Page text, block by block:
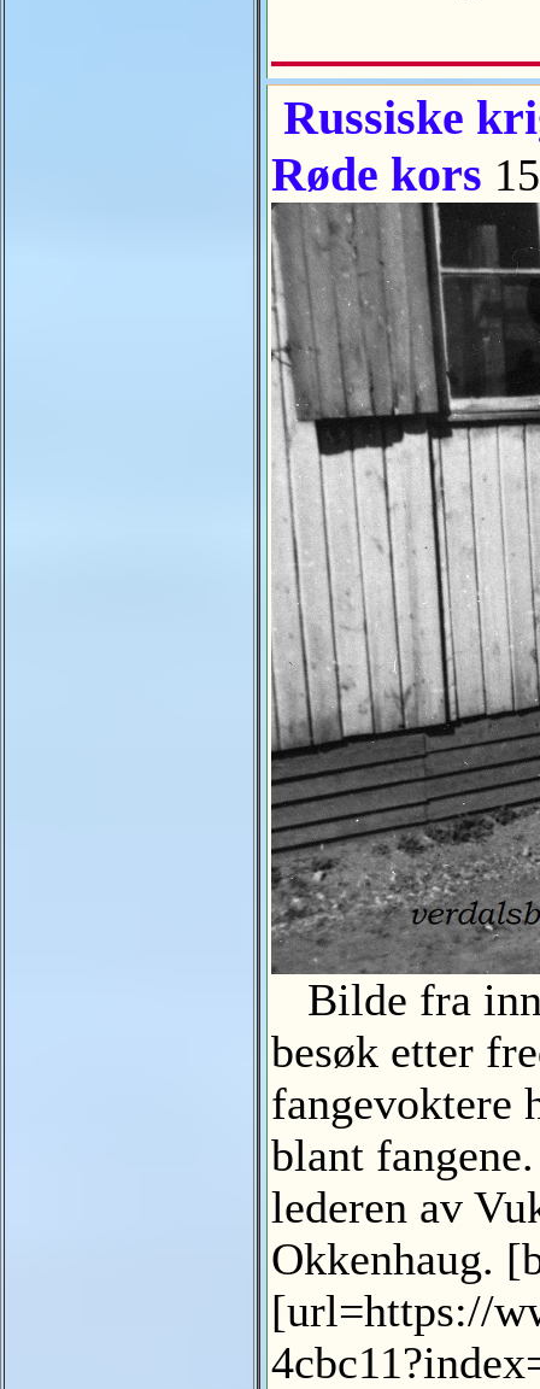
Russiske
Røde kors
Bilde fra
besøk etter
fangevoktere
blant
lederen av
Okkenhaug.
[url=https://